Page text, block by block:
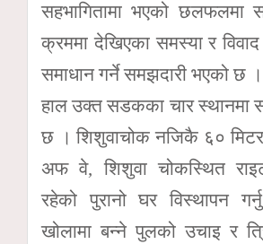
सहभागितामा भएको छलफलमा
क्रममा देखिएका समस्या र
समाधान गर्ने समझदारी भएको छ ।
हाल उक्त सडकका चार स्थानमा
छ । शिशुवाचोक नजिकै ६० मिटर
अफ वे, शिशुवा चोकस्थित
रहेको पुरानो घर विस्थापन
खोलामा बन्ने पुलको उचाइ र